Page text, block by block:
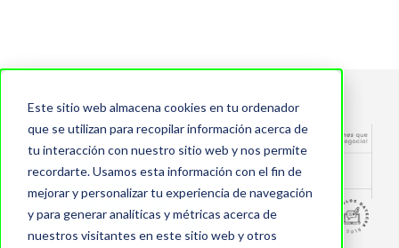
Este sitio web almacena cookies en tu ordenador
que se utilizan para recopilar información acerca de
tu interacción con nuestro sitio web y nos permite
recordarte. Usamos esta información con el fin de
mejorar y personalizar tu experiencia de navegación
y para generar analíticas y métricas acerca de
nuestros visitantes en este sitio web y otros